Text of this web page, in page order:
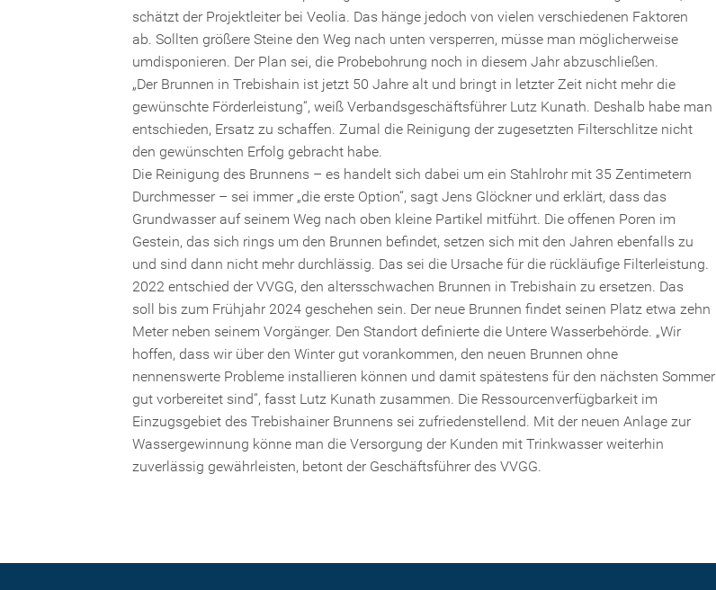
schätzt der Projektleiter bei Veolia. Das hänge jedoch von vielen verschiedenen Faktoren
ab. Sollten größere Steine den Weg nach unten versperren, müsse man möglicherweise
umdisponieren. Der Plan sei, die Probebohrung noch in diesem Jahr abzuschließen.
„Der Brunnen in Trebishain ist jetzt 50 Jahre alt und bringt in letzter Zeit nicht mehr die
gewünschte Förderleistung“, weiß Verbandsgeschäftsführer Lutz Kunath. Deshalb habe man
entschieden, Ersatz zu schaffen. Zumal die Reinigung der zugesetzten Filterschlitze nicht
den gewünschten Erfolg gebracht habe.
Die Reinigung des Brunnens – es handelt sich dabei um ein Stahlrohr mit 35 Zentimetern
Durchmesser – sei immer „die erste Option“, sagt Jens Glöckner und erklärt, dass das
Grundwasser auf seinem Weg nach oben kleine Partikel mitführt. Die offenen Poren im
Gestein, das sich rings um den Brunnen befindet, setzen sich mit den Jahren ebenfalls zu
und sind dann nicht mehr durchlässig. Das sei die Ursache für die rückläufige Filterleistung.
2022 entschied der VVGG, den altersschwachen Brunnen in Trebishain zu ersetzen. Das
soll bis zum Frühjahr 2024 geschehen sein. Der neue Brunnen findet seinen Platz etwa zehn
Meter neben seinem Vorgänger. Den Standort definierte die Untere Wasserbehörde. „Wir
hoffen, dass wir über den Winter gut vorankommen, den neuen Brunnen ohne
nennenswerte Probleme installieren können und damit spätestens für den nächsten Sommer
gut vorbereitet sind“, fasst Lutz Kunath zusammen. Die Ressourcenverfügbarkeit im
Einzugsgebiet des Trebishainer Brunnens sei zufriedenstellend. Mit der neuen Anlage zur
Wassergewinnung könne man die Versorgung der Kunden mit Trinkwasser weiterhin
zuverlässig gewährleisten, betont der Geschäftsführer des VVGG.